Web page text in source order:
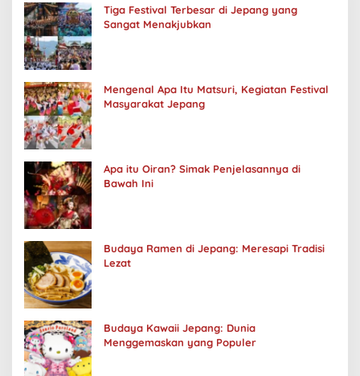
Tiga Festival Terbesar di Jepang yang
Sangat Menakjubkan
Mengenal Apa Itu Matsuri, Kegiatan Festival
Masyarakat Jepang
Apa itu Oiran? Simak Penjelasannya di
Bawah Ini
Budaya Ramen di Jepang: Meresapi Tradisi
Lezat
Budaya Kawaii Jepang: Dunia
Menggemaskan yang Populer